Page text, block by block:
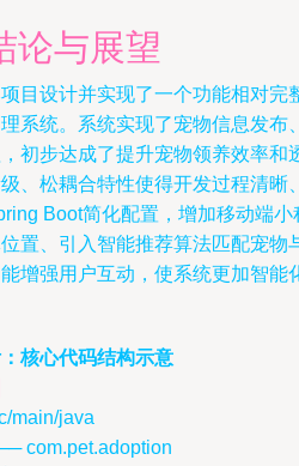
论与展望
目设计并实现了一个功能相对完
系统。系统实现了宠物信息发布
初步达成了提升宠物领养效率和
、松耦合特性使得开发过程清晰
Boot简化配置，增加移动端
置、引入智能推荐算法匹配宠物
增强用户互动，使系统更加智能
核心代码结构示意
main/java
com.pet.adoption